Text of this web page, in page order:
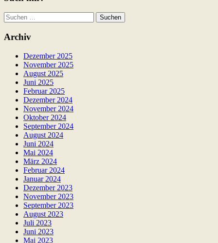
Suchen
nach:
Archiv
Dezember 2025
November 2025
August 2025
Juni 2025
Februar 2025
Dezember 2024
November 2024
Oktober 2024
September 2024
August 2024
Juni 2024
Mai 2024
März 2024
Februar 2024
Januar 2024
Dezember 2023
November 2023
September 2023
August 2023
Juli 2023
Juni 2023
Mai 2023